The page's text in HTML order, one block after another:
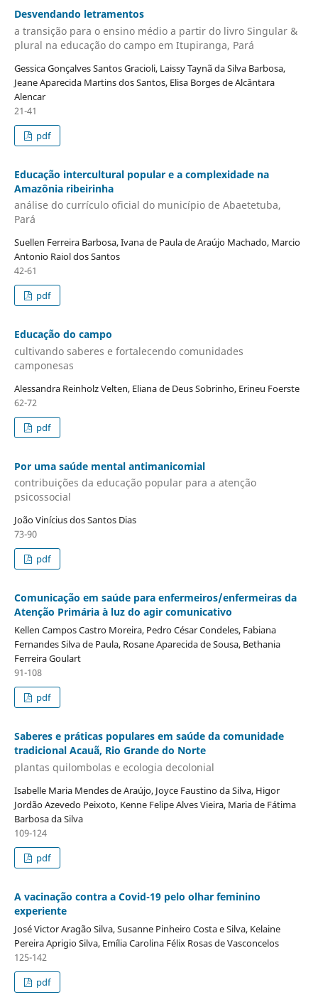
Desvendando letramentos
a transição para o ensino médio a partir do livro Singular &
plural na educação do campo em Itupiranga, Pará
Gessica Gonçalves Santos Gracioli, Laissy Taynã da Silva Barbosa,
Jeane Aparecida Martins dos Santos, Elisa Borges de Alcântara
Alencar
21-41
pdf
Educação intercultural popular e a complexidade na
Amazônia ribeirinha
análise do currículo oficial do município de Abaetetuba,
Pará
Suellen Ferreira Barbosa, Ivana de Paula de Araújo Machado, Marcio
Antonio Raiol dos Santos
42-61
pdf
Educação do campo
cultivando saberes e fortalecendo comunidades
camponesas
Alessandra Reinholz Velten, Eliana de Deus Sobrinho, Erineu Foerste
62-72
pdf
Por uma saúde mental antimanicomial
contribuições da educação popular para a atenção
psicossocial
João Vinícius dos Santos Dias
73-90
pdf
Comunicação em saúde para enfermeiros/enfermeiras da
Atenção Primária à luz do agir comunicativo
Kellen Campos Castro Moreira, Pedro César Condeles, Fabiana
Fernandes Silva de Paula, Rosane Aparecida de Sousa, Bethania
Ferreira Goulart
91-108
pdf
Saberes e práticas populares em saúde da comunidade
tradicional Acauã, Rio Grande do Norte
plantas quilombolas e ecologia decolonial
Isabelle Maria Mendes de Araújo, Joyce Faustino da Silva, Higor
Jordão Azevedo Peixoto, Kenne Felipe Alves Vieira, Maria de Fátima
Barbosa da Silva
109-124
pdf
A vacinação contra a Covid-19 pelo olhar feminino
experiente
José Victor Aragão Silva, Susanne Pinheiro Costa e Silva, Kelaine
Pereira Aprigio Silva, Emília Carolina Félix Rosas de Vasconcelos
125-142
pdf